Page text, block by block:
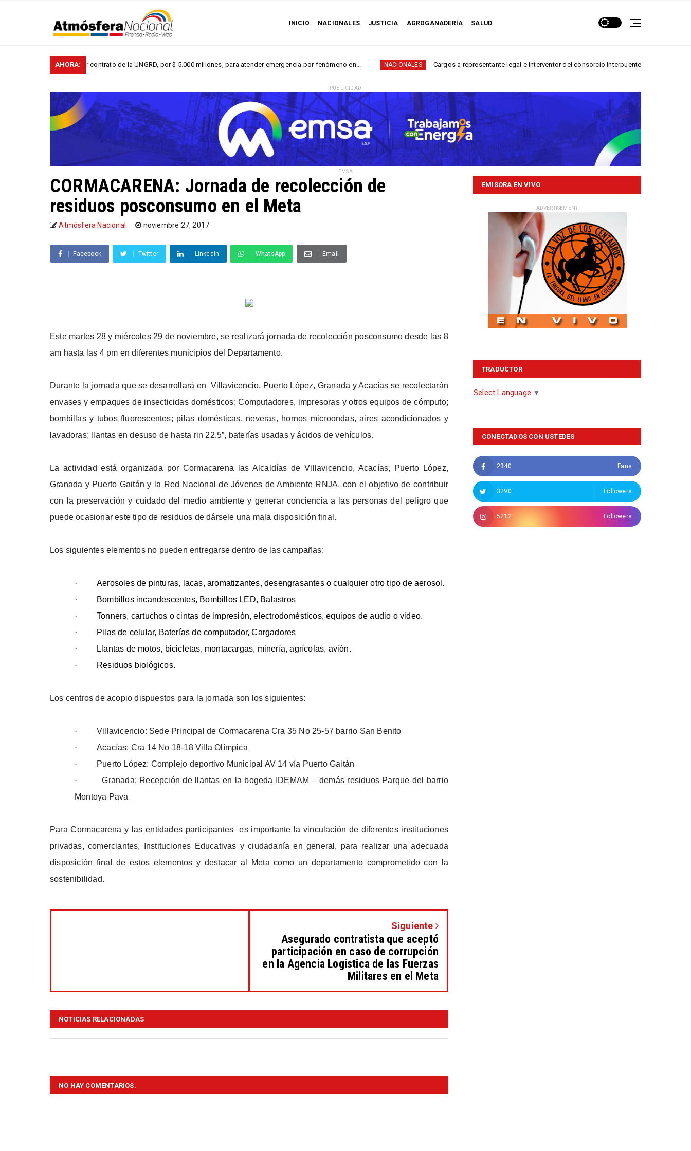
INICIO NACIONALES JUSTICIA AGROGANADERÍA SALUD
AHORA:
por contrato de la UNGRD, por $ 5.000 millones, para atender emergencia por fenómeno en... NACIONALES Cargos a representante legal e interventor del consorcio interpuente por...
- PUBLICIDAD -
EMSA
CORMACARENA: Jornada de recolección de
residuos posconsumo en el Meta
Atmósfera Nacional noviembre 27, 2017
Facebook Twitter Linkedin WhatsApp Email
Este martes 28 y miércoles 29 de noviembre, se realizará jornada de recolección posconsumo desde las 8
am hasta las 4 pm en diferentes municipios del Departamento.
Durante la jornada que se desarrollará en Villavicencio, Puerto López, Granada y Acacías se recolectarán
envases y empaques de insecticidas domésticos; Computadores, impresoras y otros equipos de cómputo;
bombillas y tubos fluorescentes; pilas domésticas, neveras, hornos microondas, aires acondicionados y
lavadoras; llantas en desuso de hasta rin 22.5”, baterías usadas y ácidos de vehículos.
La actividad está organizada por Cormacarena las Alcaldías de Villavicencio, Acacías, Puerto López,
Granada y Puerto Gaitán y la Red Nacional de Jóvenes de Ambiente RNJA, con el objetivo de contribuir
con la preservación y cuidado del medio ambiente y generar conciencia a las personas del peligro que
puede ocasionar este tipo de residuos de dársele una mala disposición final.
Los siguientes elementos no pueden entregarse dentro de las campañas:
· Aerosoles de pinturas, lacas, aromatizantes, desengrasantes o cualquier otro tipo de aerosol.
·
Bombillos incandescentes, Bombillos LED, Balastros
·
Tonners, cartuchos o cintas de impresión, electrodomésticos, equipos de audio o video.
·
Pilas de celular, Baterías de computador, Cargadores
·
Llantas de motos, bicicletas, montacargas, minería, agrícolas, avión.
·
Residuos biológicos.
Los centros de acopio dispuestos para la jornada son los siguientes:
·
Villavicencio: Sede Principal de Cormacarena Cra 35 No 25-57 barrio San Benito
·
Acacías: Cra 14 No 18-18 Villa Olímpica
·
Puerto López: Complejo deportivo Municipal AV 14 vía Puerto Gaitán
·
Granada: Recepción de llantas en la bogeda IDEMAM – demás residuos Parque del barrio
Montoya Pava
Para Cormacarena y las entidades participantes es importante la vinculación de diferentes instituciones
privadas, comerciantes, Instituciones Educativas y ciudadanía en general, para realizar una adecuada
disposición final de estos elementos y destacar al Meta como un departamento comprometido con la
sostenibilidad.
Siguiente
Asegurado contratista que aceptó
participación en caso de corrupción
en la Agencia Logística de las Fuerzas
Militares en el Meta
NOTICIAS RELACIONADAS
NO HAY COMENTARIOS.
EMISORA EN VIVO
- ADVERTISEMENT -
TRADUCTOR
Select Language ▼
CONECTADOS CON USTEDES
2340 Fans
3290 Followers
5212 Followers